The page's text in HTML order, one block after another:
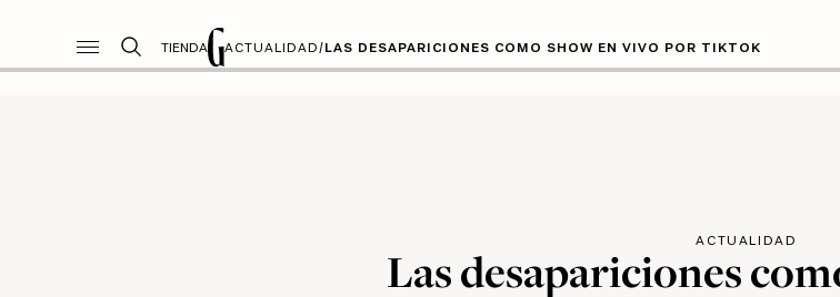
TIENDA ACTUALIDAD/LAS DESAPARICIONES COMO SHOW EN VIVO POR TIKTOK
ACTUALIDAD
Las desapariciones